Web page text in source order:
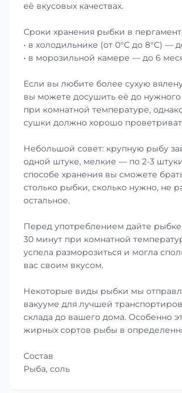
её вкусовых качествах.
Сроки хранения рыбки в
• в холодильнике (от 0°С до 8°С) —
• в морозильной камере — до 6
Если вы любите более сухую
вы можете досушить её до нужного
при комнатной температуре,
сушки должно хорошо
Небольшой совет: крупную рыбу
одной штуке, мелкие — по 2-3
способе хранения вы сможете
столько рыбки, сколько нужно, не
остальное.
Перед употреблением дайте рыбке
30 минут при комнатной
успела разморозиться и могла
вас своим вкусом.
Некоторые виды рыбки мы
вакууме для лучшей
склада до вашего дома. Особенно
жирных сортов рыбы в
Состав
Рыба, соль